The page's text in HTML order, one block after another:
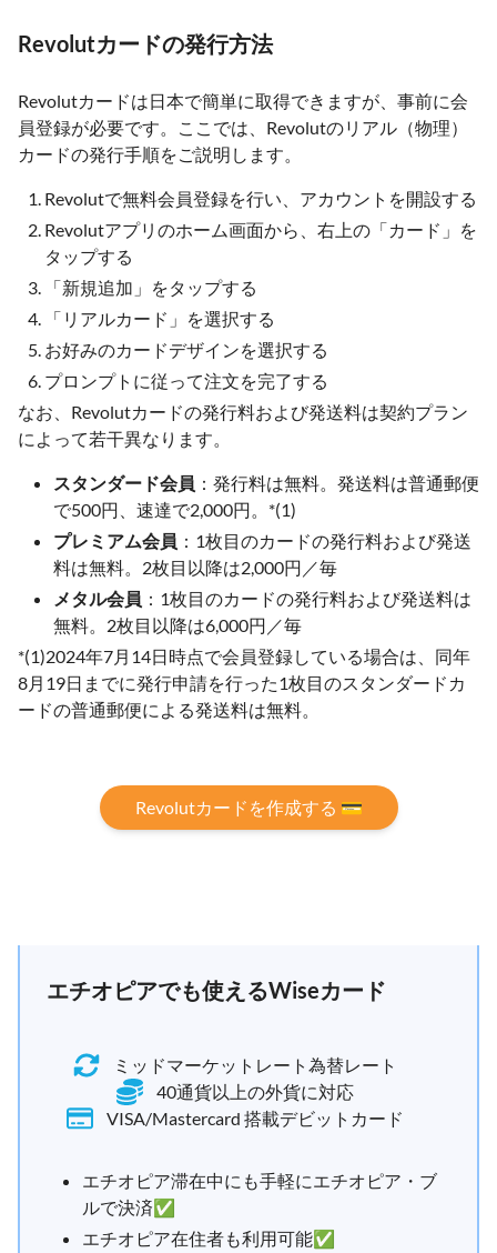
Revolutカードの発行方法
Revolutカードは日本で簡単に取得できますが、事前に会
員登録が必要です。ここでは、Revolutのリアル（物理）
カードの発行手順をご説明します。
Revolutで無料会員登録を行い、アカウントを開設する
Revolutアプリのホーム画面から、右上の「カード」を
タップする
「新規追加」をタップする
「リアルカード」を選択する
お好みのカードデザインを選択する
プロンプトに従って注文を完了する
なお、Revolutカードの発行料および発送料は契約プラン
によって若干異なります。
スタンダード会員 ：発行料は無料。発送料は普通郵便
で500円、速達で2,000円。*(1)
プレミアム会員 ：1枚目のカードの発行料および発送
料は無料。2枚目以降は2,000円／毎
メタル会員 ：1枚目のカードの発行料および発送料は
無料。2枚目以降は6,000円／毎
*(1)2024年7月14日時点で会員登録している場合は、同年
8月19日までに発行申請を行った1枚目のスタンダードカ
ードの普通郵便による発送料は無料。
Revolutカードを作成する 💳
エチオピアでも使えるWiseカード
ミッドマーケットレート為替レート
40通貨以上の外貨に対応
VISA/Mastercard 搭載デビットカード
エチオピア滞在中にも手軽にエチオピア・ブ
ルで決済✅
エチオピア在住者も利用可能✅